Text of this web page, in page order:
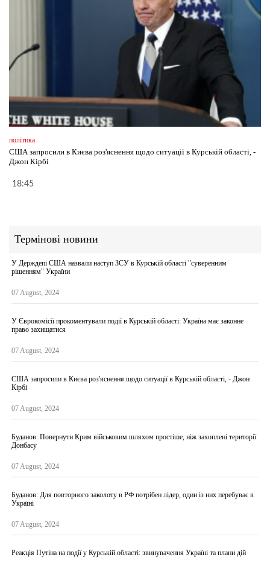
політика
США запросили в Києва роз'яснення щодо ситуації в Курській області, -
Джон Кірбі
18:45
Термінові новини
У Держдепі США назвали наступ ЗСУ в Курській області "суверенним
рішенням" України
07 August, 2024
У Єврокомісії прокоментували події в Курській області: Україна має законне
право захищатися
07 August, 2024
США запросили в Києва роз'яснення щодо ситуації в Курській області, - Джон
Кірбі
07 August, 2024
Буданов: Повернути Крим військовим шляхом простіше, ніж захоплені території
Донбасу
07 August, 2024
Буданов: Для повторного заколоту в РФ потрібен лідер, один із них перебуває в
Україні
07 August, 2024
Реакція Путіна на події у Курській області: звинувачення Україні та плани дій